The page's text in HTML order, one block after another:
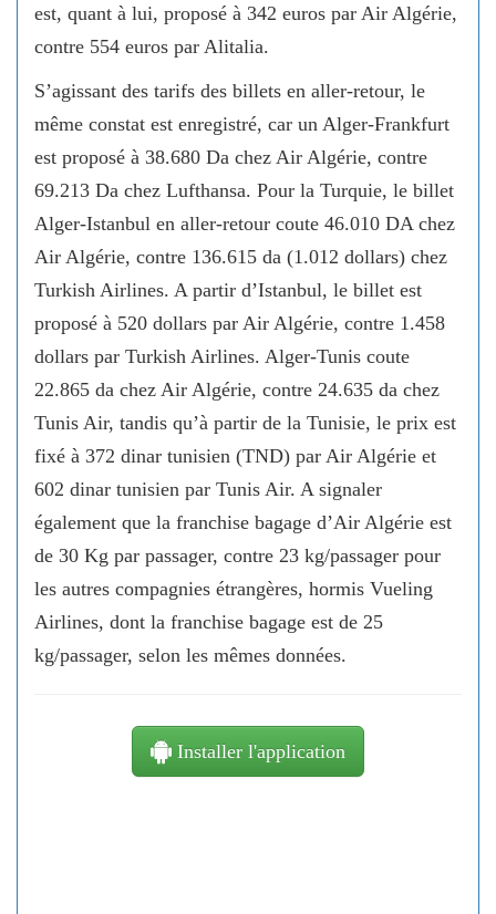
est, quant à lui, proposé à 342 euros par Air Algérie,
contre 554 euros par Alitalia.
S’agissant des tarifs des billets en aller-retour, le
même constat est enregistré, car un Alger-Frankfurt
est proposé à 38.680 Da chez Air Algérie, contre
69.213 Da chez Lufthansa. Pour la Turquie, le billet
Alger-Istanbul en aller-retour coute 46.010 DA chez
Air Algérie, contre 136.615 da (1.012 dollars) chez
Turkish Airlines. A partir d’Istanbul, le billet est
proposé à 520 dollars par Air Algérie, contre 1.458
dollars par Turkish Airlines. Alger-Tunis coute
22.865 da chez Air Algérie, contre 24.635 da chez
Tunis Air, tandis qu’à partir de la Tunisie, le prix est
fixé à 372 dinar tunisien (TND) par Air Algérie et
602 dinar tunisien par Tunis Air. A signaler
également que la franchise bagage d’Air Algérie est
de 30 Kg par passager, contre 23 kg/passager pour
les autres compagnies étrangères, hormis Vueling
Airlines, dont la franchise bagage est de 25
kg/passager, selon les mêmes données.
Installer l'application